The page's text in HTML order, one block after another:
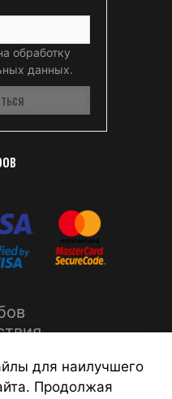
обработку
данных.
для наилучшего
Продолжая